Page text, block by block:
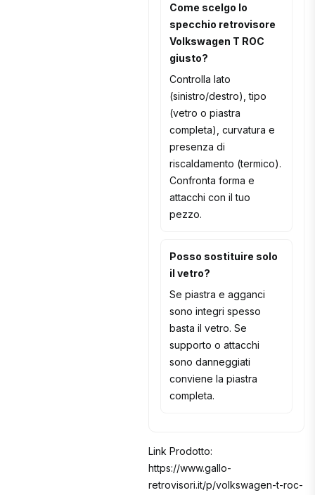
Come scelgo lo
specchio retrovisore
Volkswagen T ROC
giusto?
Controlla lato
(sinistro/destro), tipo
(vetro o piastra
completa), curvatura e
presenza di
riscaldamento (termico).
Confronta forma e
attacchi con il tuo
pezzo.
Posso sostituire solo
il vetro?
Se piastra e agganci
sono integri spesso
basta il vetro. Se
supporto o attacchi
sono danneggiati
conviene la piastra
completa.
Link Prodotto:
https://www.gallo-
retrovisori.it/p/volkswagen-t-roc-